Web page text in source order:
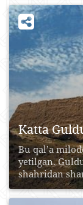
Katta
Bu qal’a
yetilgan.
shahridan